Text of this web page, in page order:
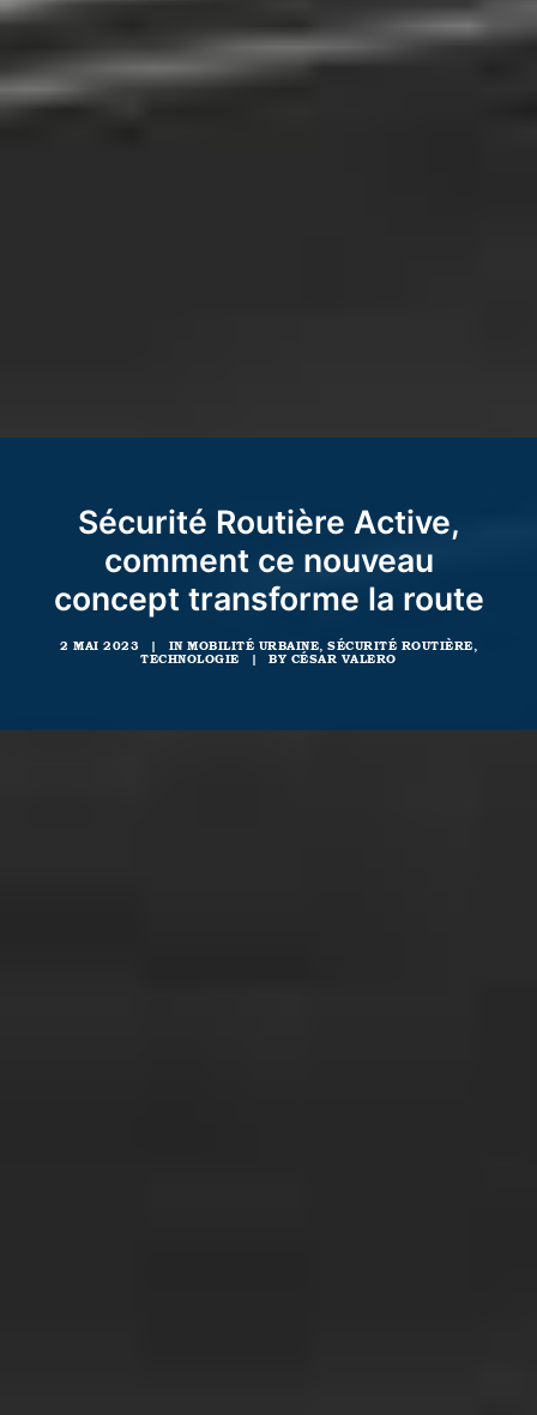
Sécurité Routière Active,
comment ce nouveau
concept transforme la route
2 MAI 2023 | IN MOBILITÉ URBAINE SÉCURITÉ ROUTIÈRE
TECHNOLOGIE
| BY CÉSAR VALERO